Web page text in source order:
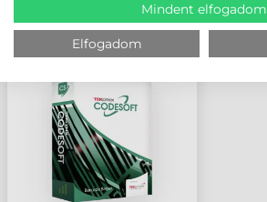
TEKLYNX CODESOFT
ENTERPRISE, RFID,
ONLINE
Mindent elfogadom
Elfogadom